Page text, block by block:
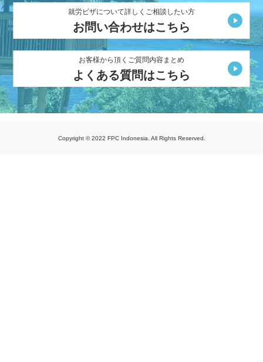
就労ビザについて詳しくご相談したい方
お問い合わせはこちら
お客様から頂くご質問内容まとめ
よくある質問はこちら
Copyright © 2022 FPC Indonesia. All Rights Reserved.